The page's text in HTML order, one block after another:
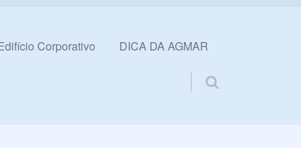
Corporativo DICA DA AGMAR